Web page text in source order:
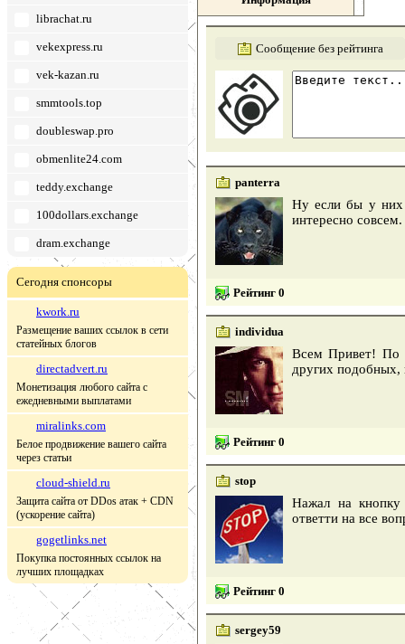
librachat.ru
vekexpress.ru
vek-kazan.ru
smmtools.top
doubleswap.pro
obmenlite24.com
teddy.exchange
100dollars.exchange
dram.exchange
Сегодня спонсоры
kwork.ru
Размещение ваших ссылок в сети
статейных блогов
directadvert.ru
Монетизация любого сайта с
ежедневными выплатами
miralinks.com
Белое продвижение вашего сайта
через статьи
cloud-shield.ru
Защита сайта от DDos атак + CDN
(ускорение сайта)
gogetlinks.net
Покупка постоянных ссылок на
лучших площадках
Сообщение без рейтинга
panterra
Ну если бы у них
интересно
Рейтинг 0
individua
Всем Привет! По
других подобных,
Рейтинг 0
stop
Нажал на кнопку
ответти на все
Рейтинг 0
sergey59